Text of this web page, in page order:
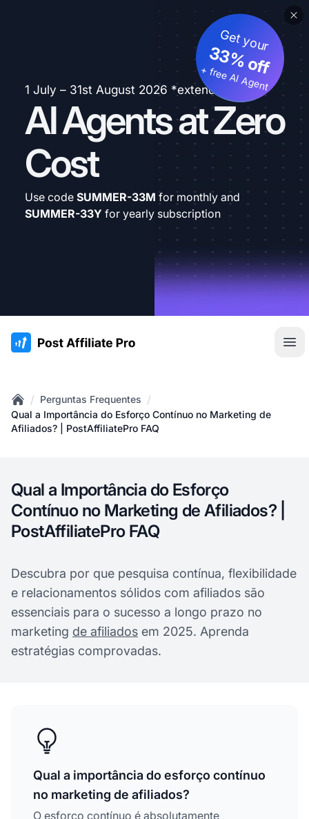
1 July – 31st August 2026 *extended
AI Agents at Zero
Cost
Get your
33% off
+ free AI Agent
Use code SUMMER-33M for monthly and
SUMMER-33Y for yearly subscription
:site.title
Home
/ Perguntas Frequentes /
Qual a Importância do Esforço Contínuo no Marketing de
Afiliados? | PostAffiliatePro FAQ
Qual a Importância do Esforço
Contínuo no Marketing de Afiliados? |
PostAffiliatePro FAQ
Descubra por que pesquisa contínua, flexibilidade
e relacionamentos sólidos com afiliados são
essenciais para o sucesso a longo prazo no
marketing de afiliados em 2025. Aprenda
estratégias comprovadas.
Qual a importância do esforço contínuo
no marketing de afiliados?
O esforço contínuo é absolutamente